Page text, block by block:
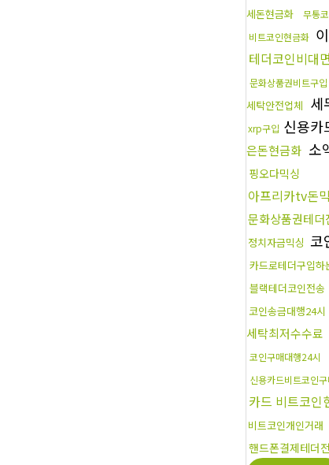
세돈현금화
무통
비트코인현금화
테더코인비대
문화상품권비트구입
세탁안전업체 세
xrp구입 신용카
은돈현금화 소
핑오다믹싱
아프리카tv돈
문화상품권테더
정치자금믹싱 코
카드로테더구입하
블랙테더코인전송
코인송금대행24시
세탁최저수수료
코인구매대행24시
신용카드비트코인구
카드 비트코인
비트코인개인거래
핸드폰결제테더